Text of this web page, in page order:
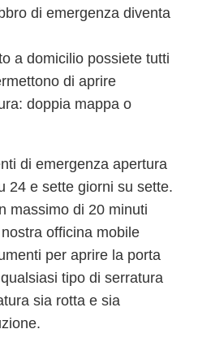
di emergenza diventa
a domicilio possiete tutti
di aprire
doppia mappa o
di emergenza apertura
24 e sette giorni su sette.
massimo di 20 minuti
officina mobile
per aprire la porta
tipo di serratura
sia rotta e sia